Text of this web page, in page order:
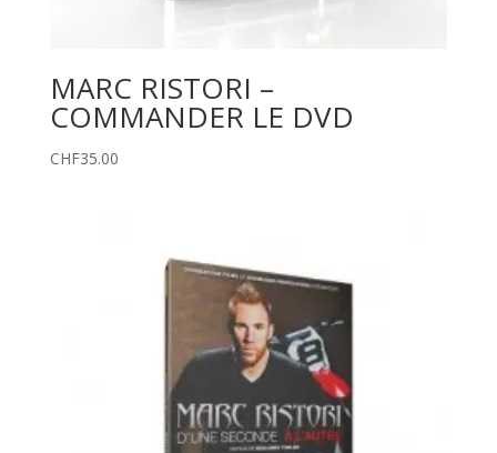
MARC RISTORI –
COMMANDER LE DVD
CHF35.00